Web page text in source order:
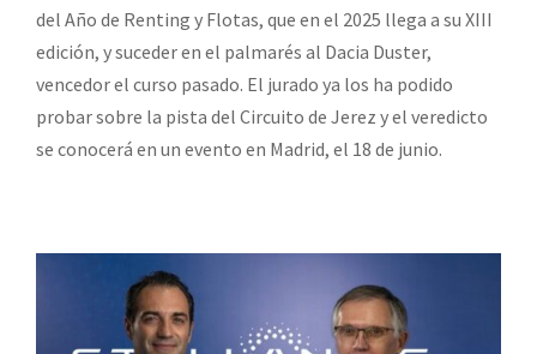
del Año de Renting y Flotas, que en el 2025 llega a su XIII
edición, y suceder en el palmarés al Dacia Duster,
vencedor el curso pasado. El jurado ya los ha podido
probar sobre la pista del Circuito de Jerez y el veredicto
se conocerá en un evento en Madrid, el 18 de junio.